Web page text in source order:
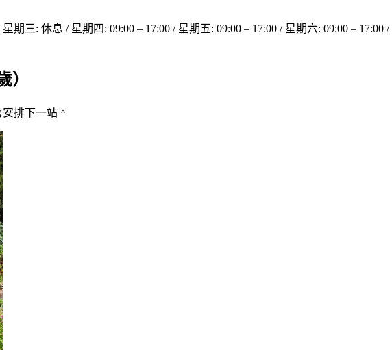
期三: 休息 / 星期四: 09:00 – 17:00 / 星期五: 09:00 – 17:00 / 星期六: 09:00 – 17:00
）
排下一站。